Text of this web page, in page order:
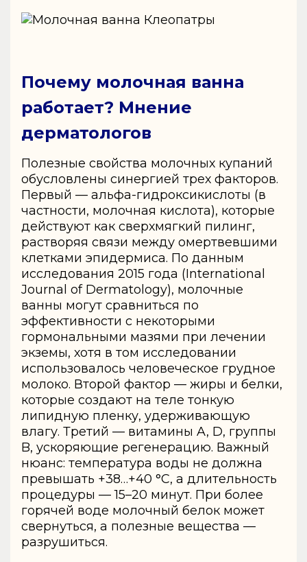
Почему молочная ванна
работает? Мнение
дерматологов
Полезные свойства молочных купаний
обусловлены синергией трех факторов.
Первый — альфа-гидроксикислоты (в
частности, молочная кислота), которые
действуют как сверхмягкий пилинг,
растворяя связи между омертвевшими
клетками эпидермиса. По данным
исследования 2015 года (International
Journal of Dermatology), молочные
ванны могут сравниться по
эффективности с некоторыми
гормональными мазями при лечении
экземы, хотя в том исследовании
использовалось человеческое грудное
молоко. Второй фактор — жиры и белки,
которые создают на теле тонкую
липидную пленку, удерживающую
влагу. Третий — витамины A, D, группы
B, ускоряющие регенерацию. Важный
нюанс: температура воды не должна
превышать +38…+40 °C, а длительность
процедуры — 15–20 минут. При более
горячей воде молочный белок может
свернуться, а полезные вещества —
разрушиться.